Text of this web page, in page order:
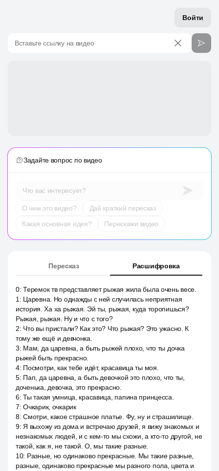
Войти
Вставьте ссылку на видео
Задайте вопрос по видео
Что вас интересует?
О чем это видео?
Дай краткий пересказ
Какая основная идея?
Перескажи видео
Пересказ Расшифровка
0:Теремок тв представляет рыжая жила была очень весе.
1 : Царевна. Но однажды с ней случилась неприятная
история. Ха ха рыжая. Эй ты, рыжая, куда торопишься?
Рыжая, рыжая. Ну и что с того?
2: Что вы пристали? Как это? Что рыжая? Это ужасно. К
тому же ещё и девчонка.
3: Мам, да царевна, а быть рыжей плохо, что ты дочка
рыжей быть прекрасно.
4: Посмотри, как тебе идёт, красавица ты моя.
5: Пап, да царевна, а быть девочкой это плохо, что ты,
доченька, девочка, это прекрасно.
6:Ты такая умница, красавица, папина принцесса.
7:Очкарик, очкарик
8:Смотри, какое страшное платье. Фу, ну и страшилище.
9: Я выхожу из дома и встречаю друзей, я вижу знакомых и
незнакомых людей, и с кем-то мы схожи, а кто-то другой, не
такой, как я, не такой. О, мы такие разные.
10: Разные, но одинаково прекрасные. Мы такие разные,
разные, одинаково прекрасные мы разного пола, цвета и